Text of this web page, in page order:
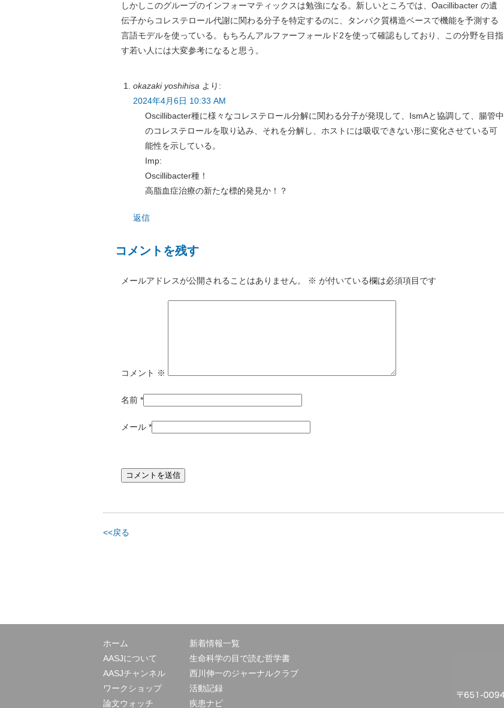
しかしこのグループのインフォーマティックスは勉強になる。新しいところでは、Oacillibacter の遺
伝子からコレステロール代謝に関わる分子を特定するのに、タンパク質構造ベースで機能を予測する
言語モデルを使っている。もちろんアルファーフォールド2を使って確認もしており、この分野を目指
す若い人には大変参考になると思う。
okazaki yoshihisa より:
2024年4月6日 10:33 AM
Oscillibacter種に様々なコレステロール分解に関わる分子が発現して、IsmAと協調して、腸管中
のコレステロールを取り込み、それを分解し、ホストには吸収できない形に変化させている可
能性を示している。
Imp:
Oscillibacter種！
高脂血症治療の新たな標的発見か！？
返信
コメントを残す
メールアドレスが公開されることはありません。 ※ が付いている欄は必須項目です
コメント ※
名前 *
メール *
<<戻る
ホーム
AASJについて
AASJチャンネル
ワークショップ
論文ウォッチ
新着情報一覧
生命科学の目で読む哲学書
西川伸一のジャーナルクラブ
活動記録
疾患ナビ